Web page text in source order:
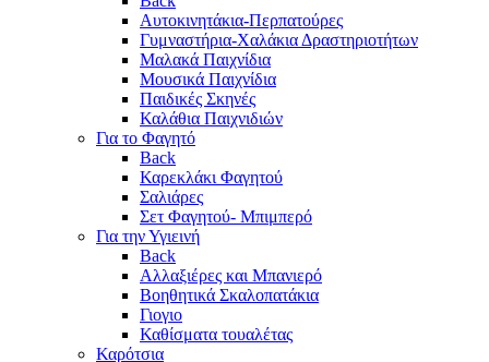
Αυτοκινητάκια-Περπατούρες
Γυμναστήρια-Χαλάκια Δραστηριοτήτων
Μαλακά Παιχνίδια
Μουσικά Παιχνίδια
Παιδικές Σκηνές
Καλάθια Παιχνιδιών
Για το Φαγητό
Back
Καρεκλάκι Φαγητού
Σαλιάρες
Σετ Φαγητού- Μπιμπερό
Για την Υγιεινή
Back
Αλλαξιέρες και Μπανιερό
Βοηθητικά Σκαλοπατάκια
Γιογιο
Καθίσματα τουαλέτας
Καρότσια